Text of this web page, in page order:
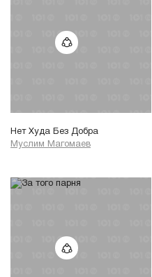
Нет Худа Без Добра
Муслим Магомаев